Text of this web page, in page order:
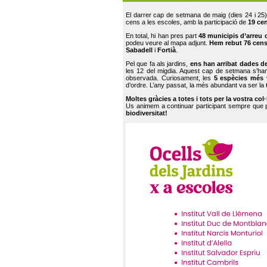
El darrer cap de setmana de maig (dies 24 i
cens a les escoles, amb la participació de 19
En total, hi han pres part48 municipis d’arreu
podeu veure al mapa adjunt. Hem rebut 76
Sabadell
i Fortià.
Pel que fa als jardins, ens han arribat dades
les 12 del migdia. Aquest cap de setmana
observada. Curiosament, les 5 espècies més
d’ordre. L’any passat, la més abundant va ser la
Moltes gràcies a totes i tots per la vostra
Us animem a continuar participant sempre que
biodiversitat!